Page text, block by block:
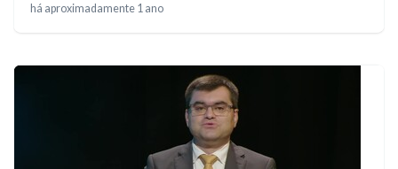
há aproximadamente 1 ano